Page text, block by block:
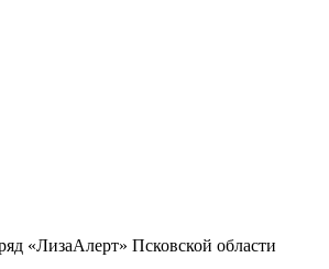
«ЛизаАлерт» Псковской области